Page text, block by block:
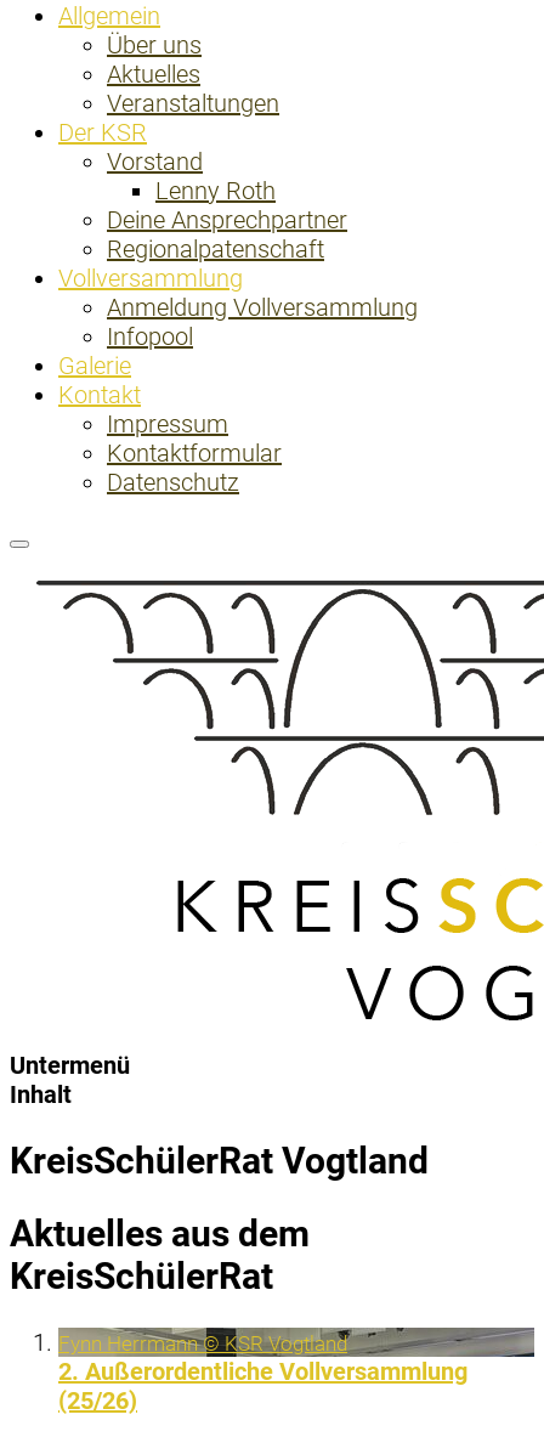
Allgemein
Über uns
Aktuelles
Veranstaltungen
Der KSR
Vorstand
Lenny Roth
Deine Ansprechpartner
Regionalpatenschaft
Vollversammlung
Anmeldung Vollversammlung
Infopool
Galerie
Kontakt
Impressum
Kontaktformular
Datenschutz
Untermenü
Inhalt
KreisSchülerRat Vogtland
Aktuelles aus dem
KreisSchülerRat
Fynn Herrmann © KSR Vogtland
2. Außerordentliche Vollversammlung
(25/26)